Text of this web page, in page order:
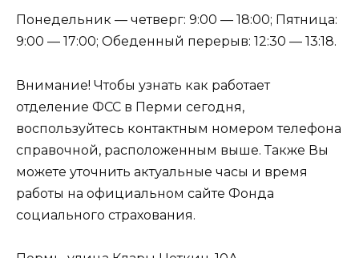
Понедельник — четверг: 9:00 — 18:00; Пятница:
9:00 — 17:00; Обеденный перерыв: 12:30 — 13:18.
Внимание! Чтобы узнать как работает
отделение ФСС в Перми сегодня,
воспользуйтесь контактным номером телефона
справочной, расположенным выше. Также Вы
можете уточнить актуальные часы и время
работы на официальном сайте Фонда
социального страхования.